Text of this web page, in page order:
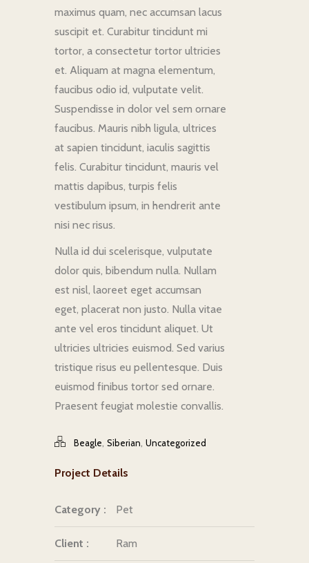
maximus quam, nec accumsan lacus
suscipit et. Curabitur tincidunt mi
tortor, a consectetur tortor ultricies
et. Aliquam at magna elementum,
faucibus odio id, vulputate velit.
Suspendisse in dolor vel sem ornare
faucibus. Mauris nibh ligula, ultrices
at sapien tincidunt, iaculis sagittis
felis. Curabitur tincidunt, mauris vel
mattis dapibus, turpis felis
vestibulum ipsum, in hendrerit ante
nisi nec risus.
Nulla id dui scelerisque, vulputate
dolor quis, bibendum nulla. Nullam
est nisl, laoreet eget accumsan
eget, placerat non justo. Nulla vitae
ante vel eros tincidunt aliquet. Ut
ultricies ultricies euismod. Sed varius
tristique risus eu pellentesque. Duis
euismod finibus tortor sed ornare.
Praesent feugiat molestie convallis.
Beagle, Siberian, Uncategorized
Project Details
Category : Pet
Client : Ram